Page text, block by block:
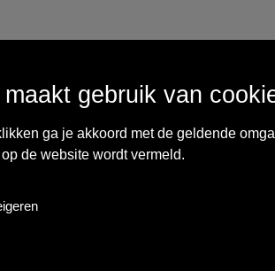
10
"Ze denken in oplossingen.
De bestelde artikelen waren
gebruik van
ga je akkoord met de geldende
de website wordt vermeld.